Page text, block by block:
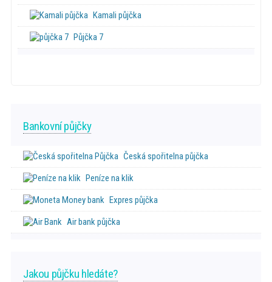
Kamali půjčka
Půjčka 7
Bankovní půjčky
Česká spořitelna půjčka
Peníze na klik
Expres půjčka
Air bank půjčka
Jakou půjčku hledáte?